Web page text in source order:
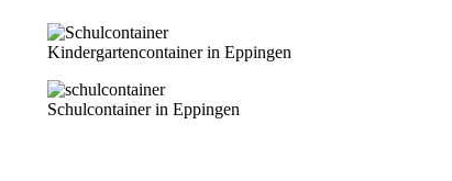
Kindergartencontainer in Eppingen
Schulcontainer in Eppingen